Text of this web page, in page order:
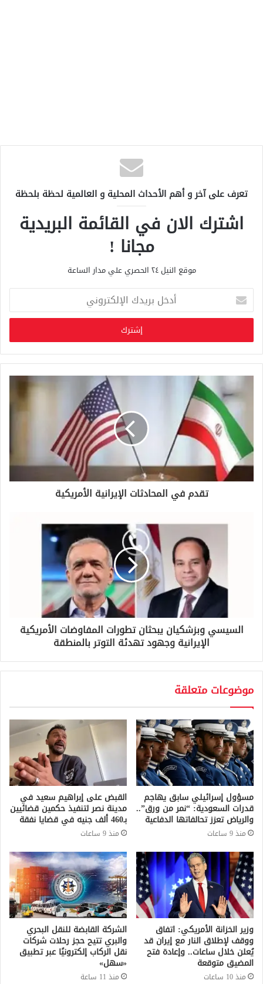
تعرف على آخر و أهم الأحداث المحلية و العالمية لحظة بلحظة
اشترك الان في القائمة البريدية
مجانا !
موقع النيل ٢٤ الحصري علي مدار الساعة
خ
ب
ر
ي
د
ل
ك
ت
ر
تقدم في المحادثات الإيرانية الأمريكية
السيسي وبزشكيان يبحثان تطورات المفاوضات الأمريكية
الإيرانية وجهود تهدئة التوتر بالمنطقة
موضوعات متعلقة
مسؤول إسرائيلي سابق يهاجم
قدرات السعودية: “نمر من ورق”..
والرياض تعزز تحالفاتها الدفاعية
منذ 9 ساعات
القبض على إبراهيم سعيد في
مدينة نصر لتنفيذ حكمين قضائيين
بـ460 ألف جنيه في قضايا نفقة
منذ 9 ساعات
وزير الخزانة الأمريكي: اتفاق
ووقف لإطلاق النار مع إيران قد
يُعلن خلال ساعات.. وإعادة فتح
المضيق متوقعة
منذ 10 ساعات
الشركة القابضة للنقل البحري
والبري تتيح حجز رحلات شركات
نقل الركاب إلكترونيًا عبر تطبيق
«سهل»
منذ 11 ساعة